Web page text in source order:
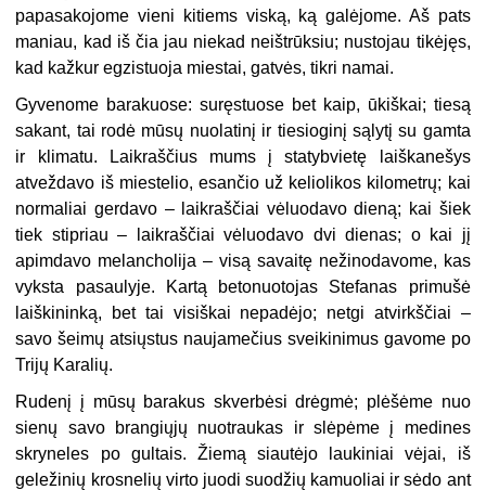
papasakojome vieni kitiems viską, ką galėjome. Aš pats
maniau, kad iš čia jau niekad neištrūksiu; nustojau tikėjęs,
kad kažkur egzistuoja miestai, gatvės, tikri namai.
Gyvenome barakuose: suręstuose bet kaip, ūkiškai; tiesą
sakant, tai rodė mūsų nuolatinį ir tiesioginį sąlytį su gamta
ir klimatu. Laikraščius mums į statybvietę laiškanešys
atveždavo iš miestelio, esančio už keliolikos kilometrų; kai
normaliai gerdavo – laikraščiai vėluodavo dieną; kai šiek
tiek stipriau – laikraščiai vėluodavo dvi dienas; o kai jį
apimdavo melancholija – visą savaitę nežinodavome, kas
vyksta pasaulyje. Kartą betonuotojas Stefanas primušė
laiškininką, bet tai visiškai nepadėjo; netgi atvirkščiai –
savo šeimų atsiųstus naujamečius sveikinimus gavome po
Trijų Karalių.
Rudenį į mūsų barakus skverbėsi drėgmė; plėšėme nuo
sienų savo brangiųjų nuotraukas ir slėpėme į medines
skryneles po gultais. Žiemą siautėjo laukiniai vėjai, iš
geležinių krosnelių virto juodi suodžių kamuoliai ir sėdo ant